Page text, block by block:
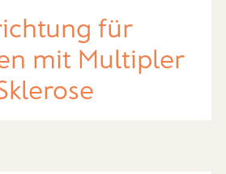
für
mit Multipler